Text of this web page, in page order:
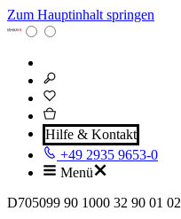
Zum Hauptinhalt springen
Hilfe & Kontakt
+49 2935 9653-0
Menü
D705099 90 1000 32 90 01 02